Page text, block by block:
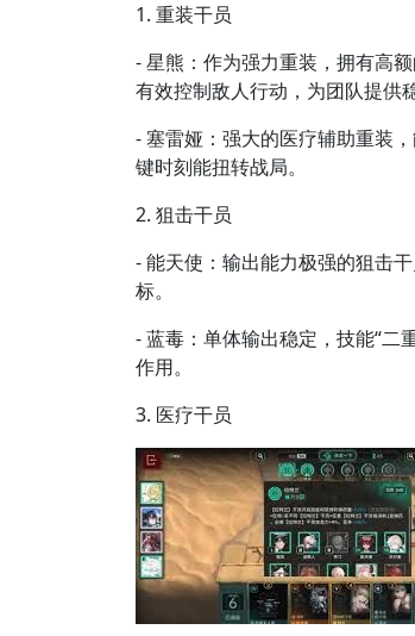
1. 重装干员
- 星熊：作为强力重装，拥有高
有效控制敌人行动，为团队提供
- 塞雷娅：强大的医疗辅助重装
键时刻能扭转战局。
2. 狙击干员
- 能天使：输出能力极强的狙击
标。
- 蓝毒：单体输出稳定，技能“二
作用。
3. 医疗干员